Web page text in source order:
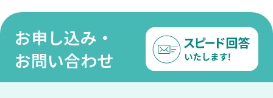
お申し込み・
お問い合わせ